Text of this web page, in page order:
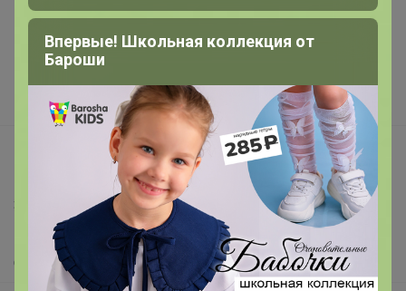
Подарочные сертификаты
Реклама на сайте
Вакансии
support@24-ok.ru
Написать в поддержку
Защита покупателя
Помощь
О нас
Впервые! Школьная коллекция от
Бароши